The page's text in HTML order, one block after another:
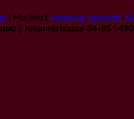
Markiert almanya, apostile,
| Johannistrasse 84-85 |